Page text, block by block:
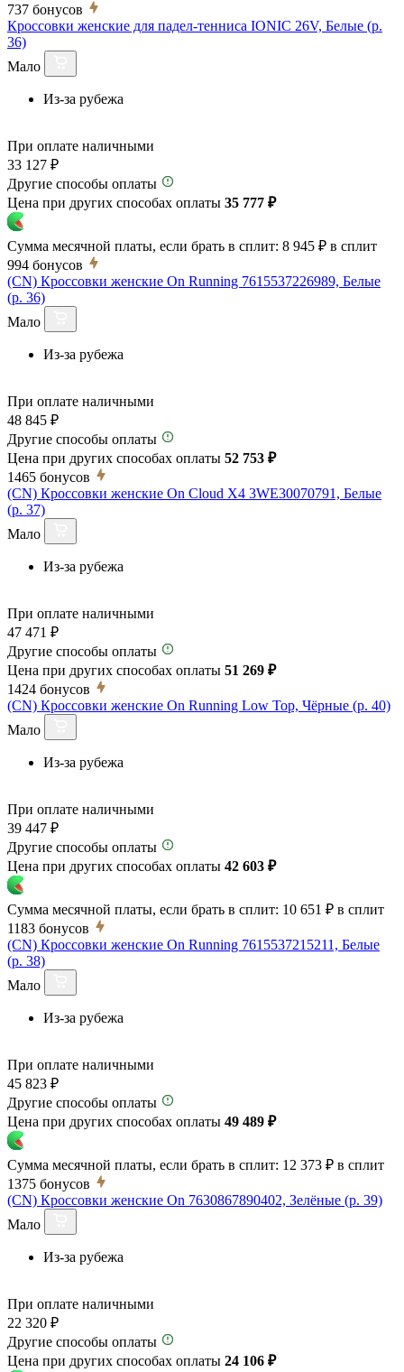
737 бонусов
Кроссовки женские для падел-тенниса IONIC 26V, Белые (р.
36)
Мало
Из-за рубежа
При оплате наличными
33 127 ₽
Другие способы оплаты
Цена при других способах оплаты 35 777 ₽
Сумма месячной платы, если брать в сплит: 8 945 ₽ в сплит
994 бонусов
(CN) Кроссовки женские On Running 7615537226989, Белые
(р. 36)
Мало
Из-за рубежа
При оплате наличными
48 845 ₽
Другие способы оплаты
Цена при других способах оплаты 52 753 ₽
1465 бонусов
(CN) Кроссовки женские On Cloud X4 3WE30070791, Белые
(р. 37)
Мало
Из-за рубежа
При оплате наличными
47 471 ₽
Другие способы оплаты
Цена при других способах оплаты 51 269 ₽
1424 бонусов
(CN) Кроссовки женские On Running Low Top, Чёрные (р. 40)
Мало
Из-за рубежа
При оплате наличными
39 447 ₽
Другие способы оплаты
Цена при других способах оплаты 42 603 ₽
Сумма месячной платы, если брать в сплит: 10 651 ₽ в сплит
1183 бонусов
(CN) Кроссовки женские On Running 7615537215211, Белые
(р. 38)
Мало
Из-за рубежа
При оплате наличными
45 823 ₽
Другие способы оплаты
Цена при других способах оплаты 49 489 ₽
Сумма месячной платы, если брать в сплит: 12 373 ₽ в сплит
1375 бонусов
(CN) Кроссовки женские On 7630867890402, Зелёные (р. 39)
Мало
Из-за рубежа
При оплате наличными
22 320 ₽
Другие способы оплаты
Цена при других способах оплаты 24 106 ₽